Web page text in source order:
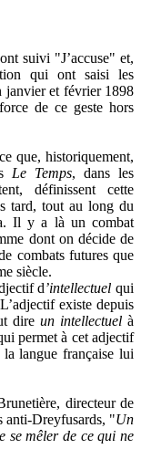
suivi "J’accuse" et,
qui ont saisi les
janvier et février 1898
de ce geste hors
que, historiquement,
Le Temps, dans les
définissent cette
tard, tout au long du
Il y a là un combat
dont on décide de
combats futures que
siècle.
d’intellectuel qui
existe depuis
dire un intellectuel à
permet à cet adjectif
langue française lui
directeur de
anti-Dreyfusards, "Un
se mêler de ce qui ne